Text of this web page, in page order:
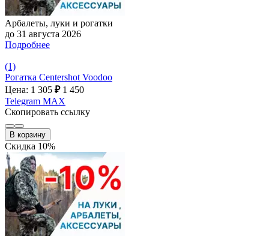
Арбалеты, луки и рогатки
до 31 августа 2026
Подробнее
(1)
Рогатка Centershot Voodoo
Цена: 1 305 ₽ 1 450
Telegram MAX
Скопировать ссылку
В корзину
Скидка 10%